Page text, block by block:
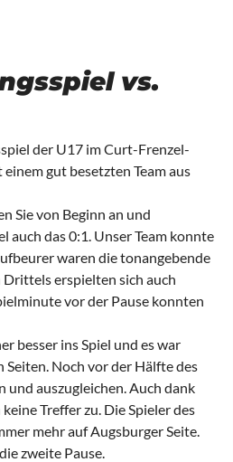
vs.
der U17 im Curt-Frenzel-
gut besetzten Team aus
Sie von Beginn an und
auch das 0:1. Unser Team konnte
waren die tonangebende
erspielten sich auch
vor der Pause konnten
besser ins Spiel und es war
Seiten. Noch vor der Hälfte des
und auszugleichen. Auch dank
Treffer zu. Die Spieler des
mehr auf Augsburger Seite.
zweite Pause.